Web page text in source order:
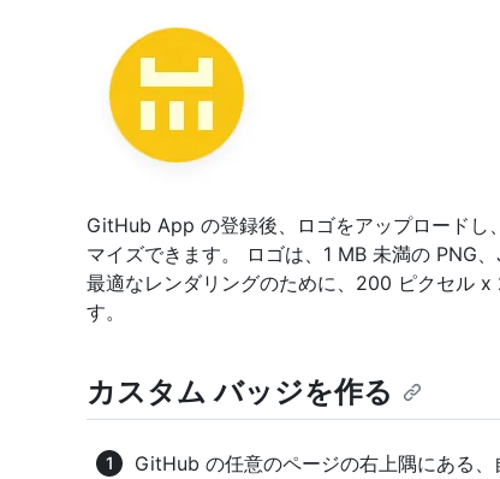
GitHub App の登録後、ロゴをアップロードし
マイズできます。 ロゴは、1 MB 未満の PNG
最適なレンダリングのために、200 ピクセル
す。
カスタム バッジを作る
GitHub の任意のページの右上隅にある、